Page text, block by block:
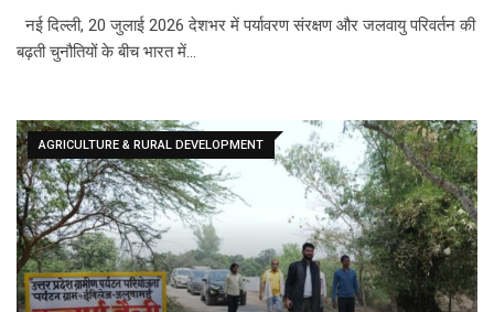
नई दिल्ली, 20 जुलाई 2026 देशभर में पर्यावरण संरक्षण और जलवायु परिवर्तन की
बढ़ती चुनौतियों के बीच भारत में…
AGRICULTURE & RURAL DEVELOPMENT